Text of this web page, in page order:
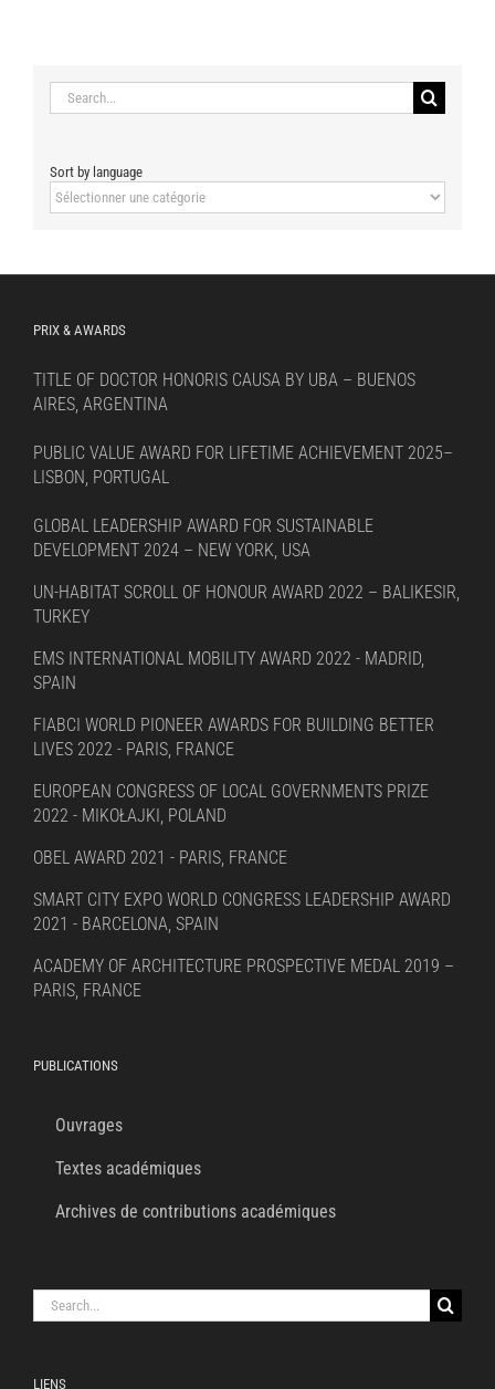
Search
for:
Sort by language
Sort
by
PRIX & AWARDS
TITLE OF DOCTOR HONORIS CAUSA BY UBA – BUENOS
AIRES, ARGENTINA
PUBLIC VALUE AWARD FOR LIFETIME ACHIEVEMENT 2025–
LISBON, PORTUGAL
GLOBAL LEADERSHIP AWARD FOR SUSTAINABLE
DEVELOPMENT 2024 – NEW YORK, USA
UN-HABITAT SCROLL OF HONOUR AWARD 2022 – BALIKESIR,
TURKEY
EMS INTERNATIONAL MOBILITY AWARD 2022 - MADRID,
SPAIN
FIABCI WORLD PIONEER AWARDS FOR BUILDING BETTER
LIVES 2022 - PARIS, FRANCE
EUROPEAN CONGRESS OF LOCAL GOVERNMENTS PRIZE
2022 - MIKOŁAJKI, POLAND
OBEL AWARD 2021 - PARIS, FRANCE
SMART CITY EXPO WORLD CONGRESS LEADERSHIP AWARD
2021 - BARCELONA, SPAIN
ACADEMY OF ARCHITECTURE PROSPECTIVE MEDAL 2019 –
PARIS, FRANCE
PUBLICATIONS
Ouvrages
Textes académiques
Archives de contributions académiques
Search
for:
LIENS